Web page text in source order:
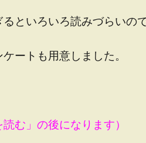
といろいろ読みづらいの
ートも用意しました。
む」の後になります）